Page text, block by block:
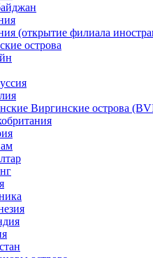
(открытие филиала
острова
Виргинские острова